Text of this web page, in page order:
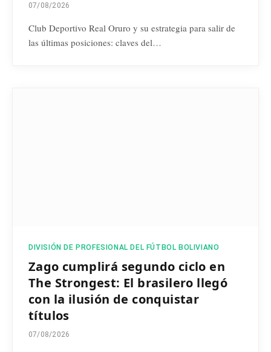
07/08/2026
Club Deportivo Real Oruro y su estrategia para salir de
las últimas posiciones: claves del…
DIVISIÓN DE PROFESIONAL DEL FÚTBOL BOLIVIANO
Zago cumplirá segundo ciclo en
The Strongest: El brasilero llegó
con la ilusión de conquistar
títulos
07/08/2026